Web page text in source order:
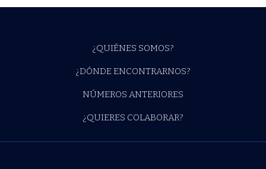
¿QUIÉNES SOMOS?
¿DÓNDE ENCONTRARNOS?
NÚMEROS ANTERIORES
¿QUIERES COLABORAR?